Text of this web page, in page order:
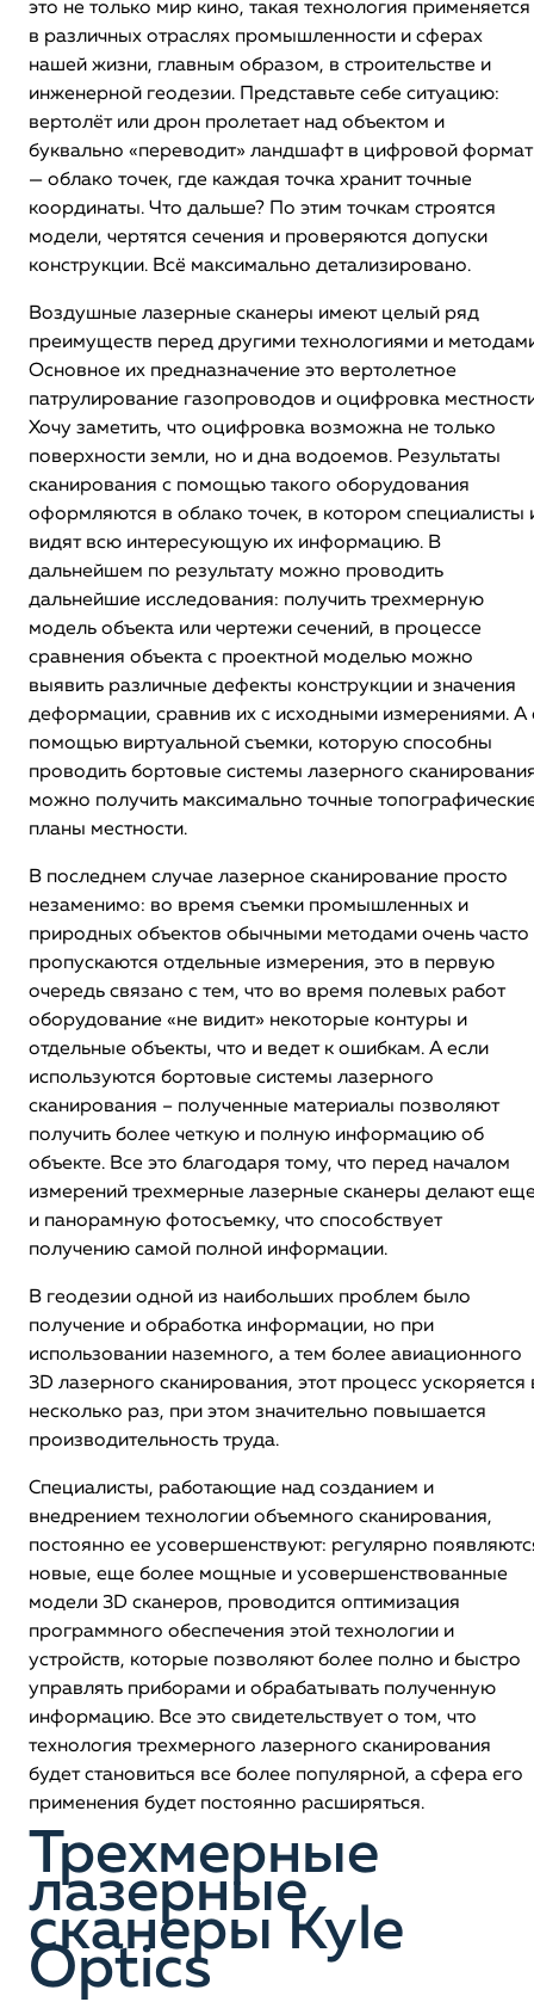
это не только мир кино, такая технология применяется
в различных отраслях промышленности и сферах
нашей жизни, главным образом, в строительстве и
инженерной геодезии. Представьте себе ситуацию:
вертолёт или дрон пролетает над объектом и
буквально «переводит» ландшафт в цифровой формат
— облако точек, где каждая точка хранит точные
координаты. Что дальше? По этим точкам строятся
модели, чертятся сечения и проверяются допуски
конструкции. Всё максимально детализировано.
Воздушные лазерные сканеры имеют целый ряд
преимуществ перед другими технологиями и
Основное их предназначение это вертолетное
патрулирование газопроводов и оцифровка
Хочу заметить, что оцифровка возможна не только
поверхности земли, но и дна водоемов. Результаты
сканирования с помощью такого оборудования
оформляются в облако точек, в котором специалисты
видят всю интересующую их информацию. В
дальнейшем по результату можно проводить
дальнейшие исследования: получить трехмерную
модель объекта или чертежи сечений, в процессе
сравнения объекта с проектной моделью можно
выявить различные дефекты конструкции и значения
деформации, сравнив их с исходными измерениями. А
помощью виртуальной съемки, которую способны
проводить бортовые системы лазерного
можно получить максимально точные
планы местности.
В последнем случае лазерное сканирование просто
незаменимо: во время съемки промышленных и
природных объектов обычными методами очень часто
пропускаются отдельные измерения, это в первую
очередь связано с тем, что во время полевых работ
оборудование «не видит» некоторые контуры и
отдельные объекты, что и ведет к ошибкам. А если
используются бортовые системы лазерного
сканирования – полученные материалы позволяют
получить более четкую и полную информацию об
объекте. Все это благодаря тому, что перед началом
измерений трехмерные лазерные сканеры делают
и панорамную фотосъемку, что способствует
получению самой полной информации.
В геодезии одной из наибольших проблем было
получение и обработка информации, но при
использовании наземного, а тем более авиационного
3D лазерного сканирования, этот процесс ускоряется
несколько раз, при этом значительно повышается
производительность труда.
Специалисты, работающие над созданием и
внедрением технологии объемного сканирования,
постоянно ее усовершенствуют: регулярно
новые, еще более мощные и усовершенствованные
модели 3D сканеров, проводится оптимизация
программного обеспечения этой технологии и
устройств, которые позволяют более полно и быстро
управлять приборами и обрабатывать полученную
информацию. Все это свидетельствует о том, что
технология трехмерного лазерного сканирования
будет становиться все более популярной, а сфера его
применения будет постоянно расширяться.
Трехмерные
лазерные
сканеры Kyle
Optics